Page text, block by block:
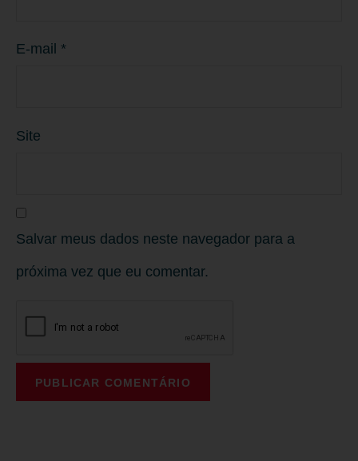
E-mail *
Site
Salvar meus dados neste navegador para a
próxima vez que eu comentar.